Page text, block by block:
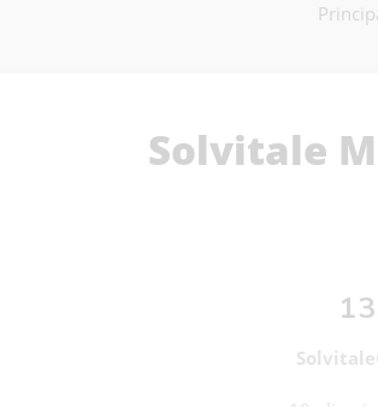
Solvitale